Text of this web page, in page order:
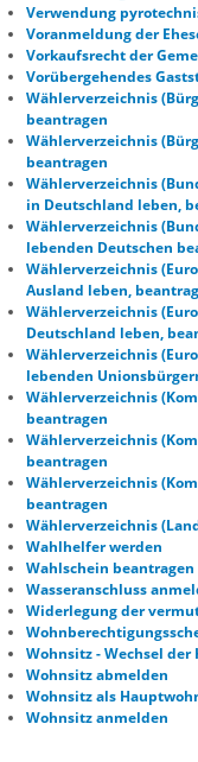
Verwendung
Voranmeldung der
Vorkaufsrecht der
Vorübergehendes
Wählerverzeichnis
beantragen
Wählerverzeichnis
beantragen
Wählerverzeichnis
in Deutschland leben,
Wählerverzeichnis
lebenden Deutschen
Wählerverzeichnis
Ausland leben,
Wählerverzeichnis
Deutschland leben,
Wählerverzeichnis
lebenden
Wählerverzeichnis
beantragen
Wählerverzeichnis
beantragen
Wählerverzeichnis
beantragen
Wählerverzeichnis
Wahlhelfer werden
Wahlschein beantragen
Wasseranschluss
Widerlegung der
Wohnsitz - Wechsel
Wohnsitz abmelden
Wohnsitz als
Wohnsitz anmelden